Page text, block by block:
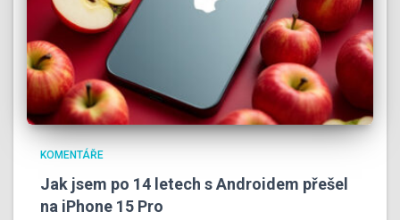
KOMENTÁŘE
Jak jsem po 14 letech s Androidem přešel
na iPhone 15 Pro